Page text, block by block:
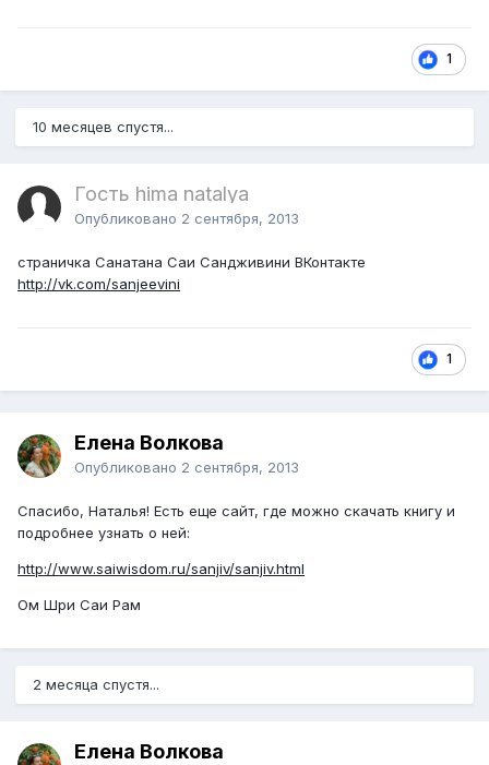
1
10 месяцев спустя...
Гость hima natalya
Опубликовано 2 сентября, 2013
страничка Санатана Саи Сандживини ВКонтакте
http://vk.com/sanjeevini
1
Елена Волкова
Опубликовано 2 сентября, 2013
Спасибо, Наталья! Есть еще сайт, где можно скачать книгу и
подробнее узнать о ней:
http://www.saiwisdom.ru/sanjiv/sanjiv.html
Ом Шри Саи Рам
2 месяца спустя...
Елена Волкова